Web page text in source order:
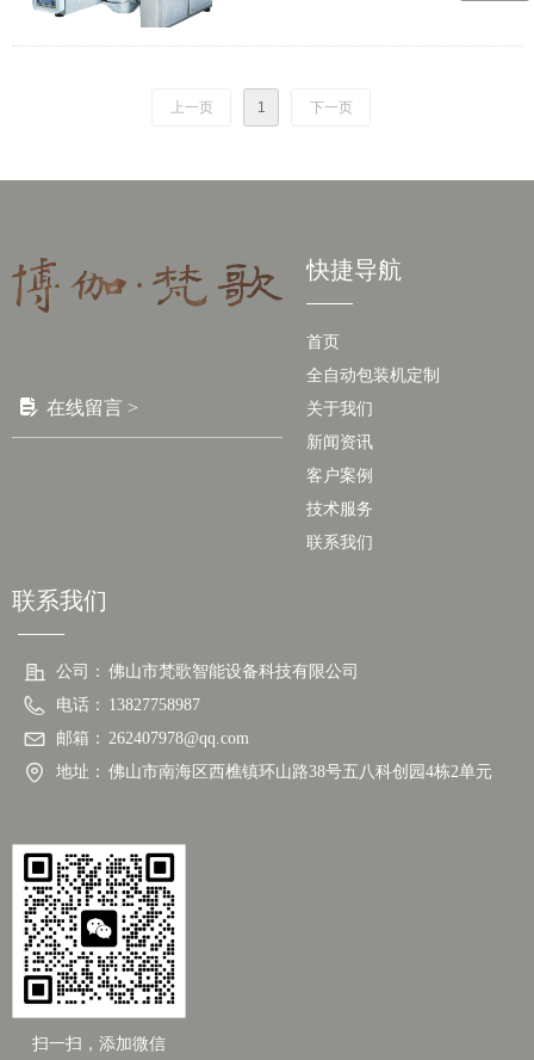
成生产包装。2.产品周边包装设备。
上一页 1 下一页
联系我们
公司： 佛山市梵歌智能设备科技有限公司
电话： 13827758987
邮箱： 262407978@qq.com
地址： 佛山市南海区西樵镇环山路38号五八科创园4栋2单元
扫一扫，添加微信
넖 在线留言 >
快捷导航
首页
全自动包装机定制
关于我们
新闻资讯
客户案例
技术服务
联系我们